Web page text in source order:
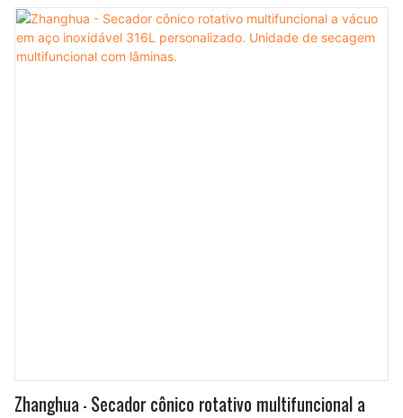
Secagem, o Secador a Vácuo Rotativo Multifuncional
Industrial Personalizado de Duplo Cone com Lâminas
desfruta de maior visibilidade e ampla gama de
Zhanghua - Secador cônico rotativo multifuncional a